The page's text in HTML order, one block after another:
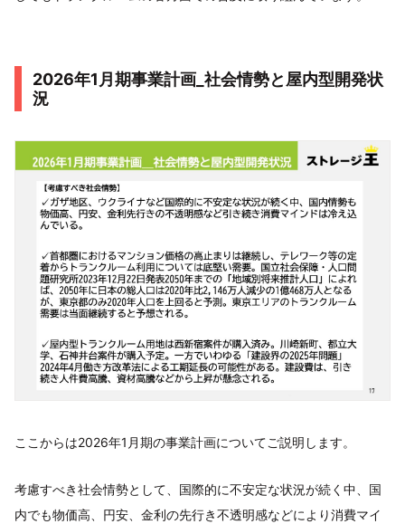
2026年1月期事業計画_社会情勢と屋内型開発状
況
ここからは2026年1月期の事業計画についてご説明します。
考慮すべき社会情勢として、国際的に不安定な状況が続く中、国
内でも物価高、円安、金利の先行き不透明感などにより消費マイ